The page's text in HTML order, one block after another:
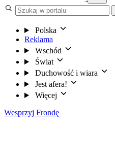
Polska
Reklama
Wschód
Świat
Duchowość i wiara
Jest afera!
Więcej
Wesprzyj Frondę